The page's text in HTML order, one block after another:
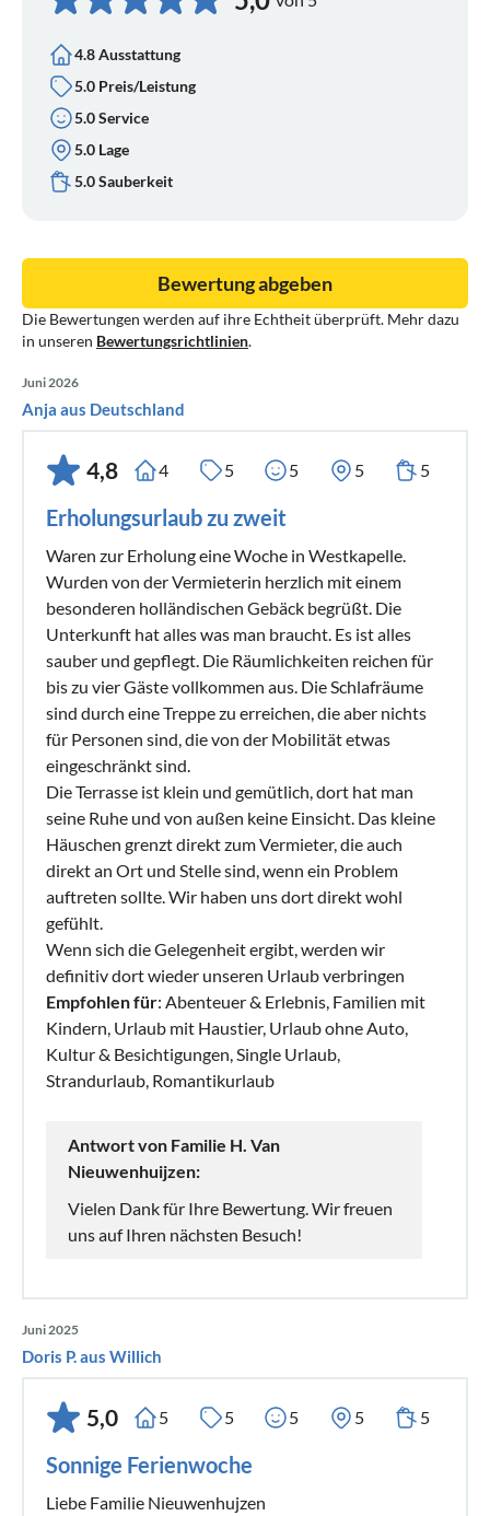
4.8 Ausstattung
5.0 Preis/Leistung
5.0 Service
5.0 Lage
5.0 Sauberkeit
Die Bewertungen werden auf ihre Echtheit überprüft. Mehr dazu
in unseren Bewertungsrichtlinien.
Bewertung abgeben
Juni 2026
Anja aus Deutschland
4,8 4 5 5 5 5
Erholungsurlaub zu zweit
Waren zur Erholung eine Woche in Westkapelle.
Wurden von der Vermieterin herzlich mit einem
besonderen holländischen Gebäck begrüßt. Die
Unterkunft hat alles was man braucht. Es ist alles
sauber und gepflegt. Die Räumlichkeiten reichen für
bis zu vier Gäste vollkommen aus. Die Schlafräume
sind durch eine Treppe zu erreichen, die aber nichts
für Personen sind, die von der Mobilität etwas
eingeschränkt sind.
Die Terrasse ist klein und gemütlich, dort hat man
seine Ruhe und von außen keine Einsicht. Das kleine
Häuschen grenzt direkt zum Vermieter, die auch
direkt an Ort und Stelle sind, wenn ein Problem
auftreten sollte. Wir haben uns dort direkt wohl
gefühlt.
Wenn sich die Gelegenheit ergibt, werden wir
definitiv dort wieder unseren Urlaub verbringen
Empfohlen für: Abenteuer & Erlebnis, Familien mit
Kindern, Urlaub mit Haustier, Urlaub ohne Auto,
Kultur & Besichtigungen, Single Urlaub,
Strandurlaub, Romantikurlaub
Antwort von Familie H. Van
Nieuwenhuijzen:
Vielen Dank für Ihre Bewertung. Wir freuen
uns auf Ihren nächsten Besuch!
Juni 2025
Doris P. aus Willich
5,0 5 5 5 5 5
Sonnige Ferienwoche
Liebe Familie Nieuwenhujzen